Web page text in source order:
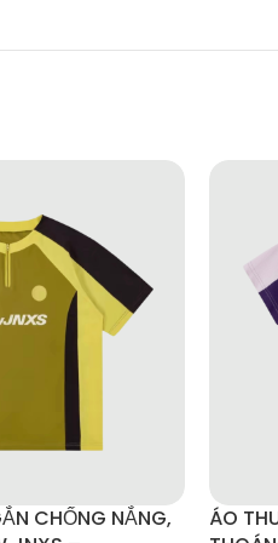
CHỐNG NẮNG,
ÁO